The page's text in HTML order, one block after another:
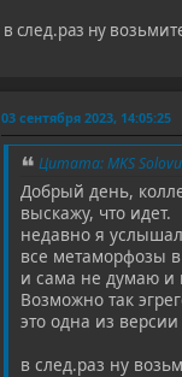
в след.раз ну
03 сентября 2023, 14:05:25
Цитата: MKS
Добрый день,
выскажу, что идет.
недавно я
все метаморфозы
и сама не думаю и
Возможно так
это одна из версии
в след.раз ну